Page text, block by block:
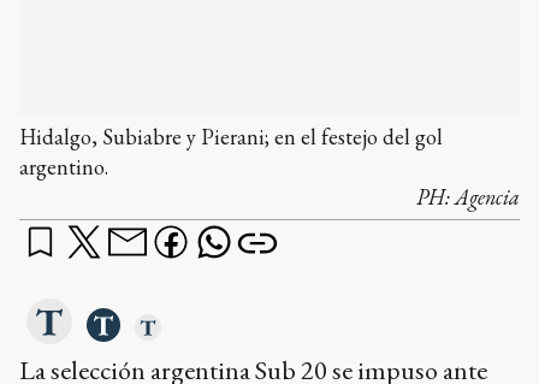
La selección argentina Sub 20 se impuso ante
Colombia por 1-0, en un partido
correspondiente a la tercera fecha del hexagonal
final del Sudamericano que se disputa en
Venezuela, y selló su clasificación al Mundial de
la categoría que se disputará en Chile en 2025.